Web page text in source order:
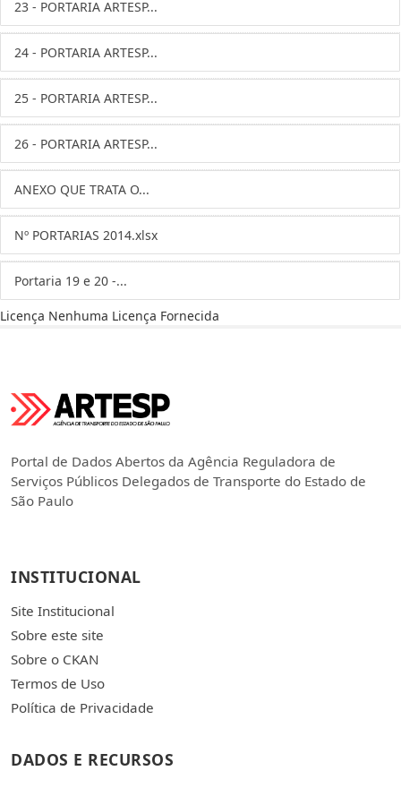
23 - PORTARIA ARTESP...
24 - PORTARIA ARTESP...
25 - PORTARIA ARTESP...
26 - PORTARIA ARTESP...
ANEXO QUE TRATA O...
Nº PORTARIAS 2014.xlsx
Portaria 19 e 20 -...
Licença Nenhuma Licença Fornecida
Portal de Dados Abertos da Agência Reguladora de
Serviços Públicos Delegados de Transporte do Estado de
São Paulo
INSTITUCIONAL
Site Institucional
Sobre este site
Sobre o CKAN
Termos de Uso
Política de Privacidade
DADOS E RECURSOS